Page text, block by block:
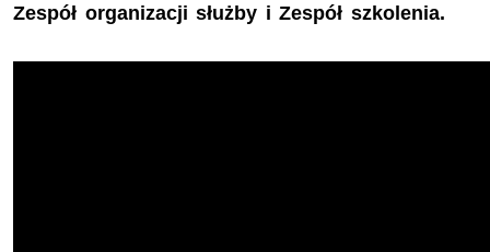
Zespół organizacji służby i Zespół szkolenia.